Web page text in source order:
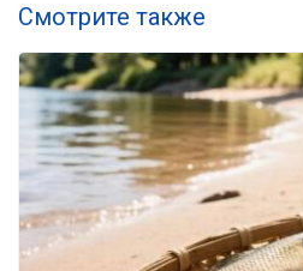
Смотрите также